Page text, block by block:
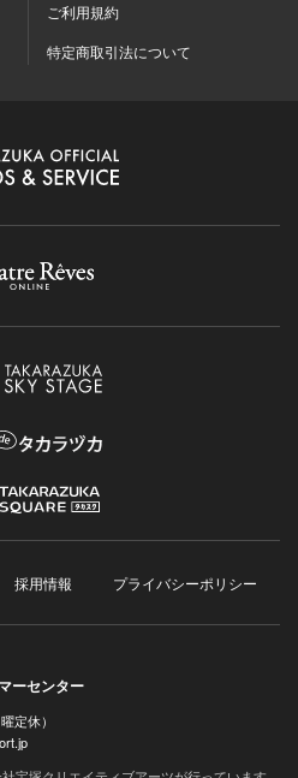
ご利用規約
特定商取引法について
採用情報 プライバシーポリシー
ーセンター
定休）